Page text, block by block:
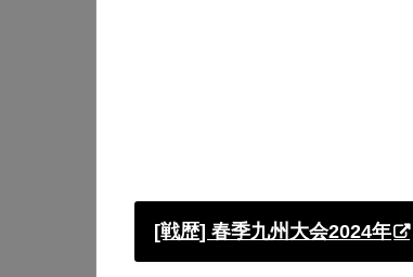
[戦歴] 春季九州大会2024年